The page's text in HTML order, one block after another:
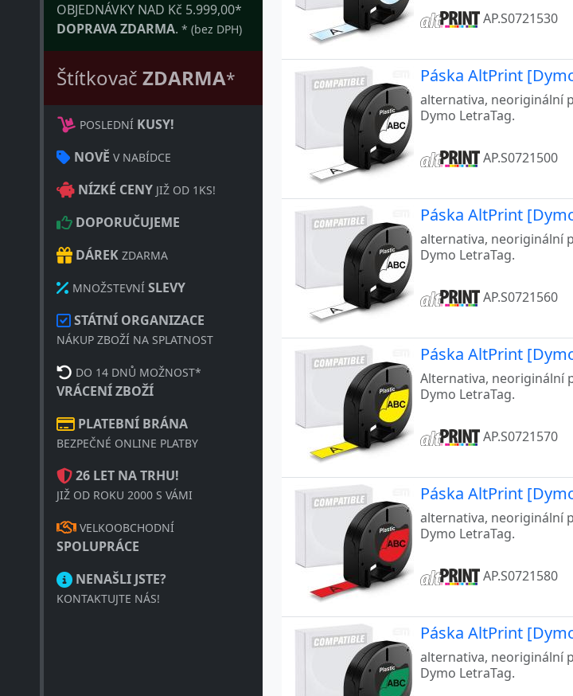
OBJEDNÁVKY NAD Kč 5.999,00*
DOPRAVA ZDARMA. * (bez DPH)
Štítkovač ZDARMA*
POSLEDNÍ KUSY!
NOVĚ V NABÍDCE
NÍZKÉ CENY JIŽ OD 1KS!
DOPORUČUJEME
DÁREK ZDARMA
MNOŽSTEVNÍ SLEVY
STÁTNÍ ORGANIZACE
NÁKUP ZBOŽÍ NA SPLATNOST
DO 14 DNŮ MOŽNOST*
VRÁCENÍ ZBOŽÍ
PLATEBNÍ BRÁNA
BEZPEČNÉ ONLINE PLATBY
26 LET NA TRHU!
JIŽ OD ROKU 2000 S VÁMI
VELKOOBCHODNÍ
SPOLUPRÁCE
NENAŠLI JSTE?
KONTAKTUJTE NÁS!
AP.S0721530
Páska AltPrint
alternativa, neoriginální
Dymo LetraTag.
AP.S0721500
Páska AltPrint
alternativa, neoriginální
Dymo LetraTag.
AP.S0721560
Páska AltPrint
Alternativa, neoriginální
Dymo LetraTag.
AP.S0721570
Páska AltPrint
alternativa, neoriginální
Dymo LetraTag.
AP.S0721580
Páska AltPrint
alternativa, neoriginální
Dymo LetraTag.